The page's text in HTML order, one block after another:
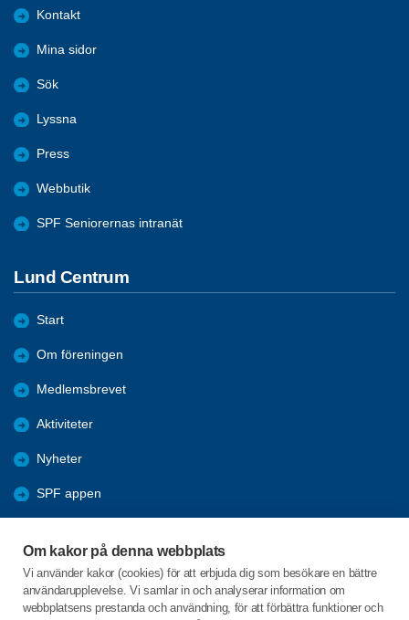
Om kakor på denna webbplats
Vi använder kakor (cookies) för att erbjuda dig som besökare en bättre
användarupplevelse. Vi samlar in och analyserar information om
webbplatsens prestanda och användning, för att förbättra funktioner och
Kontakt
Mina sidor
Sök
Lyssna
Press
Webbutik
SPF Seniorernas intranät
Lund Centrum
Start
Om föreningen
Medlemsbrevet
Aktiviteter
Nyheter
SPF appen
Förmåner
Lundakretsen